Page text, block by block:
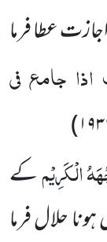
عطا فرما
جامع فی
)
الْکَرِیْمکے
حلال فرما